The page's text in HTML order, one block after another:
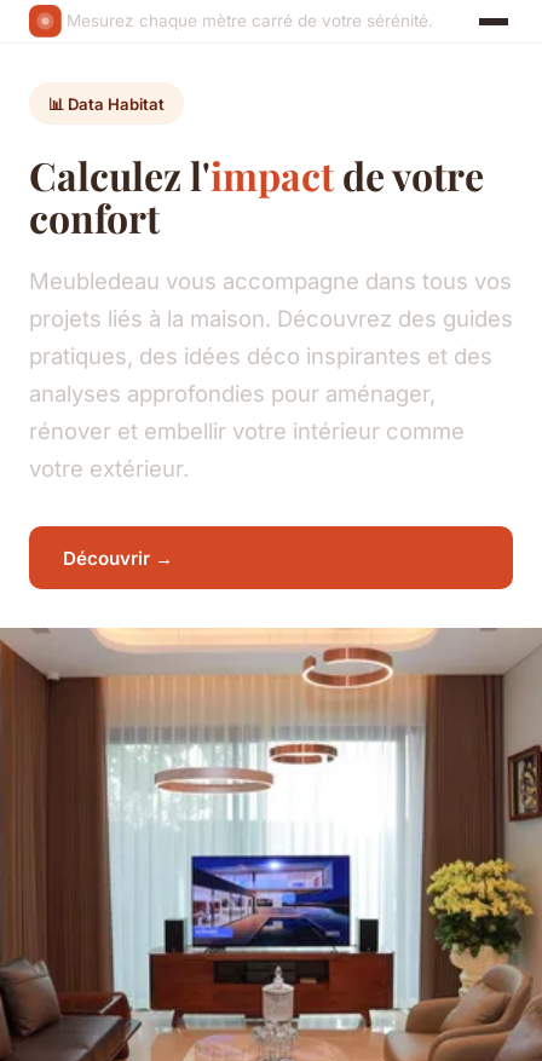
Mesurez chaque mètre carré de votre sérénité.
📊 Data Habitat
Calculez l'impactde votre
confort
Meubledeau vous accompagne dans tous vos
projets liés à la maison. Découvrez des guides
pratiques, des idées déco inspirantes et des
analyses approfondies pour aménager,
rénover et embellir votre intérieur comme
votre extérieur.
Découvrir →